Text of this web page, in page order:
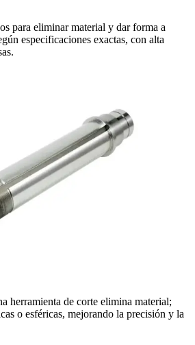
para eliminar material y dar forma a
especificaciones exactas, con alta
herramienta de corte elimina material;
o esféricas, mejorando la precisión y la